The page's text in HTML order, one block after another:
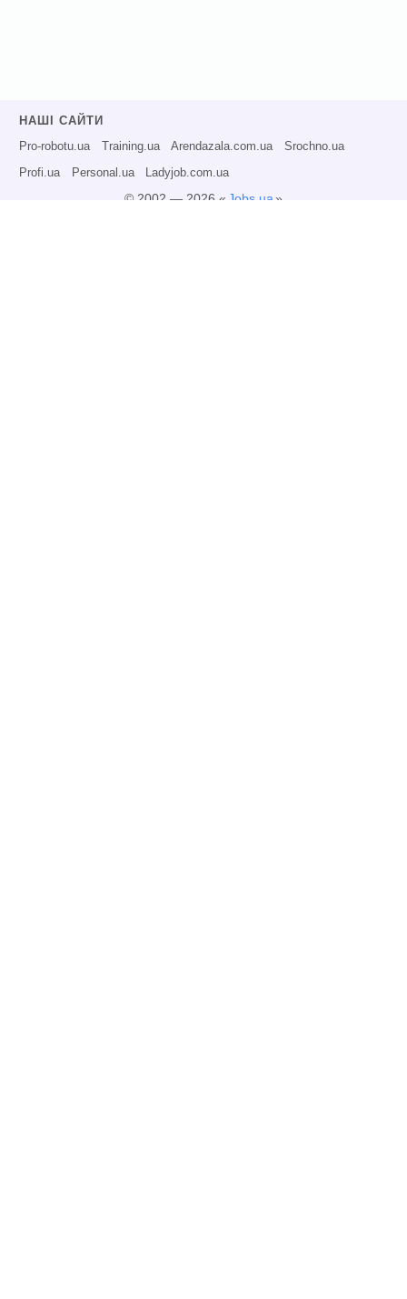
НАШІ САЙТИ
Pro-robotu.ua Training.ua Arendazala.com.ua Srochno.ua
Profi.ua Personal.ua Ladyjob.com.ua
© 2002 — 2026 « Jobs.ua»